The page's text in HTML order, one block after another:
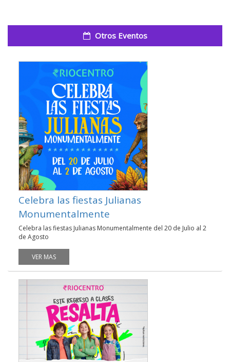
Otros Eventos
Celebra las fiestas Julianas
Monumentalmente
Celebra las fiestas Julianas Monumentalmente del 20 de Julio al 2
de Agosto
VER MAS